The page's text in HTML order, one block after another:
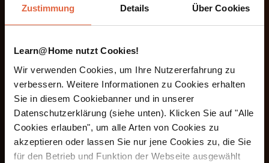
Zustimmung Details Über Cookies
Learn@Home nutzt Cookies!
Wir verwenden Cookies, um Ihre Nutzererfahrung zu
verbessern. Weitere Informationen zu Cookies erhalten
Sie in diesem Cookiebanner und in unserer
Datenschutzerklärung (siehe unten). Klicken Sie auf "Alle
Cookies erlauben", um alle Arten von Cookies zu
akzeptieren oder lassen Sie nur jene Cookies zu, die Sie
für den Betrieb und Funktion der Webseite ausgewählt
Ein großes Dankeschön an unsere
Diese Auszeichnung basiert auf echten
Nutzerbewertungen. Deshalb gilt unser
besonderer Dank allen Teilnehmerinnen und
Teilnehmern, die täglich mit der Learn@Home
App lernen und uns ihr Vertrauen schenken.
Ihr Feedback hilft uns dabei, unsere Plattform
kontinuierlich weiterzuentwickeln und das